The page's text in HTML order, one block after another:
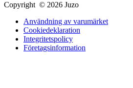
Copyright © 2026 Juzo
Användning av varumärket
Cookiedeklaration
Integritetspolicy
Företagsinformation